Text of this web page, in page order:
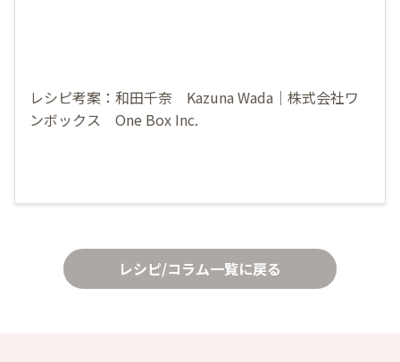
レシピ考案：和田千奈 Kazuna Wada｜株式会社ワ
ンボックス One Box Inc.
レシピ/コラム一覧に戻る